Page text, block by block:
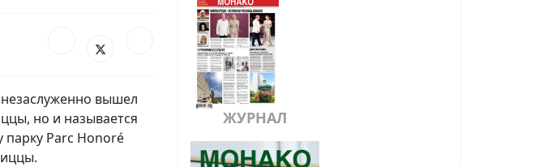
вышел
но и называется
Parc Honoré
ЖУРНАЛ